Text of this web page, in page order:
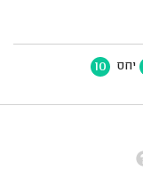
יחס 10